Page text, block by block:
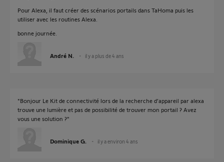
Pour Alexa, il faut créer des scénarios portails dans TaHoma puis les
utiliser avec les routines Alexa.
bonne journée.
André N. il y a plus de 4 ans
"Bonjour Le Kit de connectivité lors de la recherche d'appareil par alexa
trouve une lumière et pas de possibilité de trouver mon portail ? Avez
vous une solution ?"
Dominique G. il y a environ 4 ans